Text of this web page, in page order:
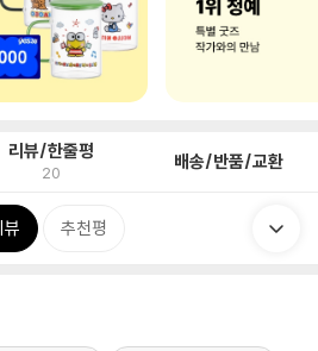
리뷰/한줄평
20 배송/반품/교환
뷰 추천평